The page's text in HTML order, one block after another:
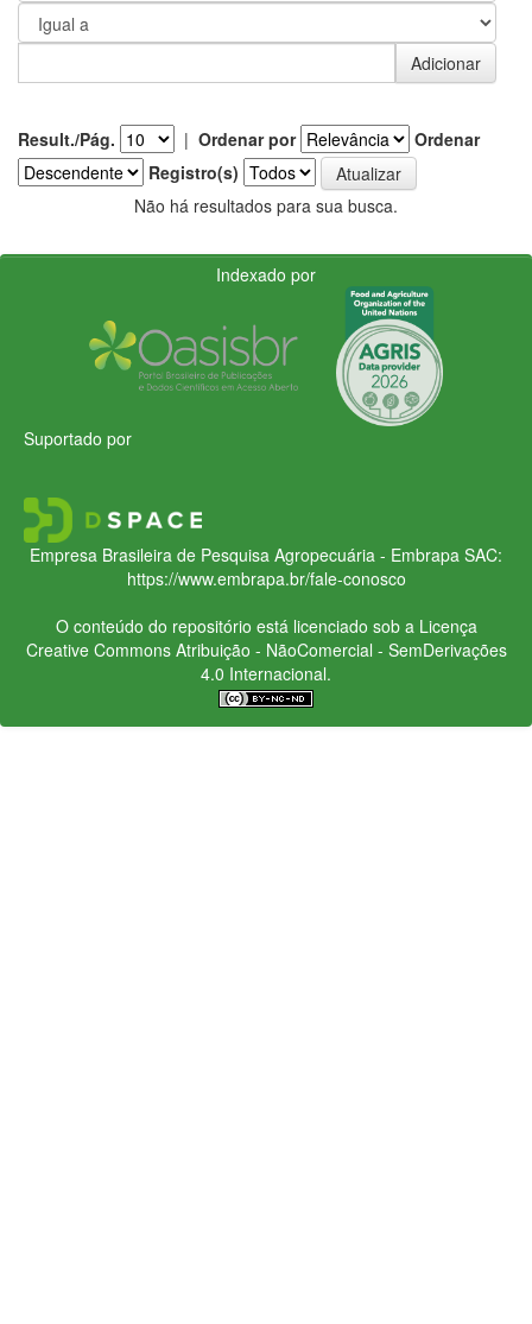
Result./Pág. | Ordenar por
Ordenar
Registro(s)
Não há resultados para sua busca.
Indexado por
Suportado por
Empresa Brasileira de Pesquisa Agropecuária - Embrapa SAC:
https://www.embrapa.br/fale-conosco
O conteúdo do repositório está licenciado sob a Licença
Creative CommonsAtribuição - NãoComercial - SemDerivações
4.0 Internacional.